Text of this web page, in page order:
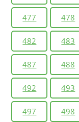
477 478
482 483
487 488
492 493
497 498